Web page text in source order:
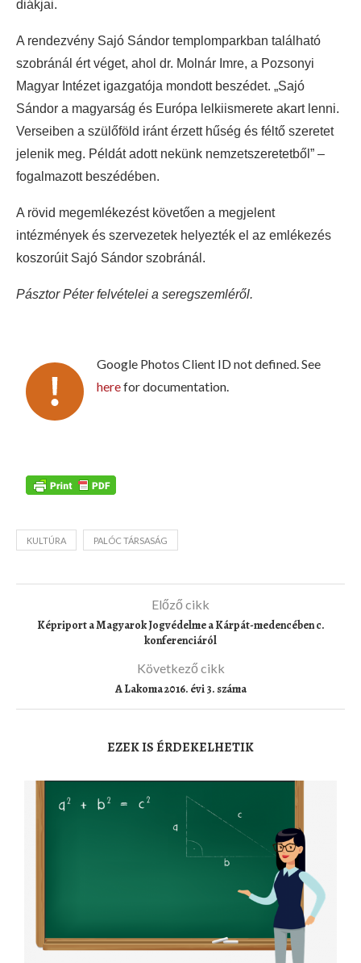
diákjai.
A rendezvény Sajó Sándor templomparkban található
szobránál ért véget, ahol dr. Molnár Imre, a Pozsonyi
Magyar Intézet igazgatója mondott beszédet. „Sajó
Sándor a magyarság és Európa lelkiismerete akart lenni.
Verseiben a szülőföld iránt érzett hűség és féltő szeretet
jelenik meg. Példát adott nekünk nemzetszeretetből” –
fogalmazott beszédében.
A rövid megemlékezést követően a megjelent
intézmények és szervezetek helyezték el az emlékezés
koszorúit Sajó Sándor szobránál.
Pásztor Péter felvételei a seregszemléről.
Google Photos Client ID not defined. See
herefor documentation.
KULTÚRA PALÓC TÁRSASÁG
Előző cikk
Képriport a Magyarok Jogvédelme a Kárpát-medencében c.
konferenciáról
Következő cikk
A Lakoma 2016. évi 3. száma
EZEK IS ÉRDEKELHETIK